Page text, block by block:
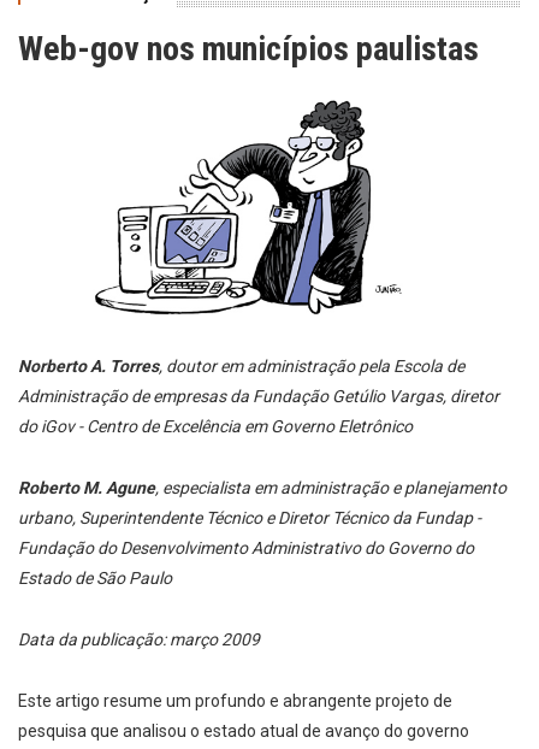
Web-gov nos municípios paulistas
Norberto A. Torres, doutor em administração pela Escola de
Administração de empresas da Fundação Getúlio Vargas, diretor
do iGov - Centro de Excelência em Governo Eletrônico
Roberto M. Agune, especialista em administração e planejamento
urbano, Superintendente Técnico e Diretor Técnico da Fundap -
Fundação do Desenvolvimento Administrativo do Governo do
Estado de São Paulo
Data da publicação: março 2009
Este artigo resume um profundo e abrangente projeto de
pesquisa que analisou o estado atual de avanço do governo